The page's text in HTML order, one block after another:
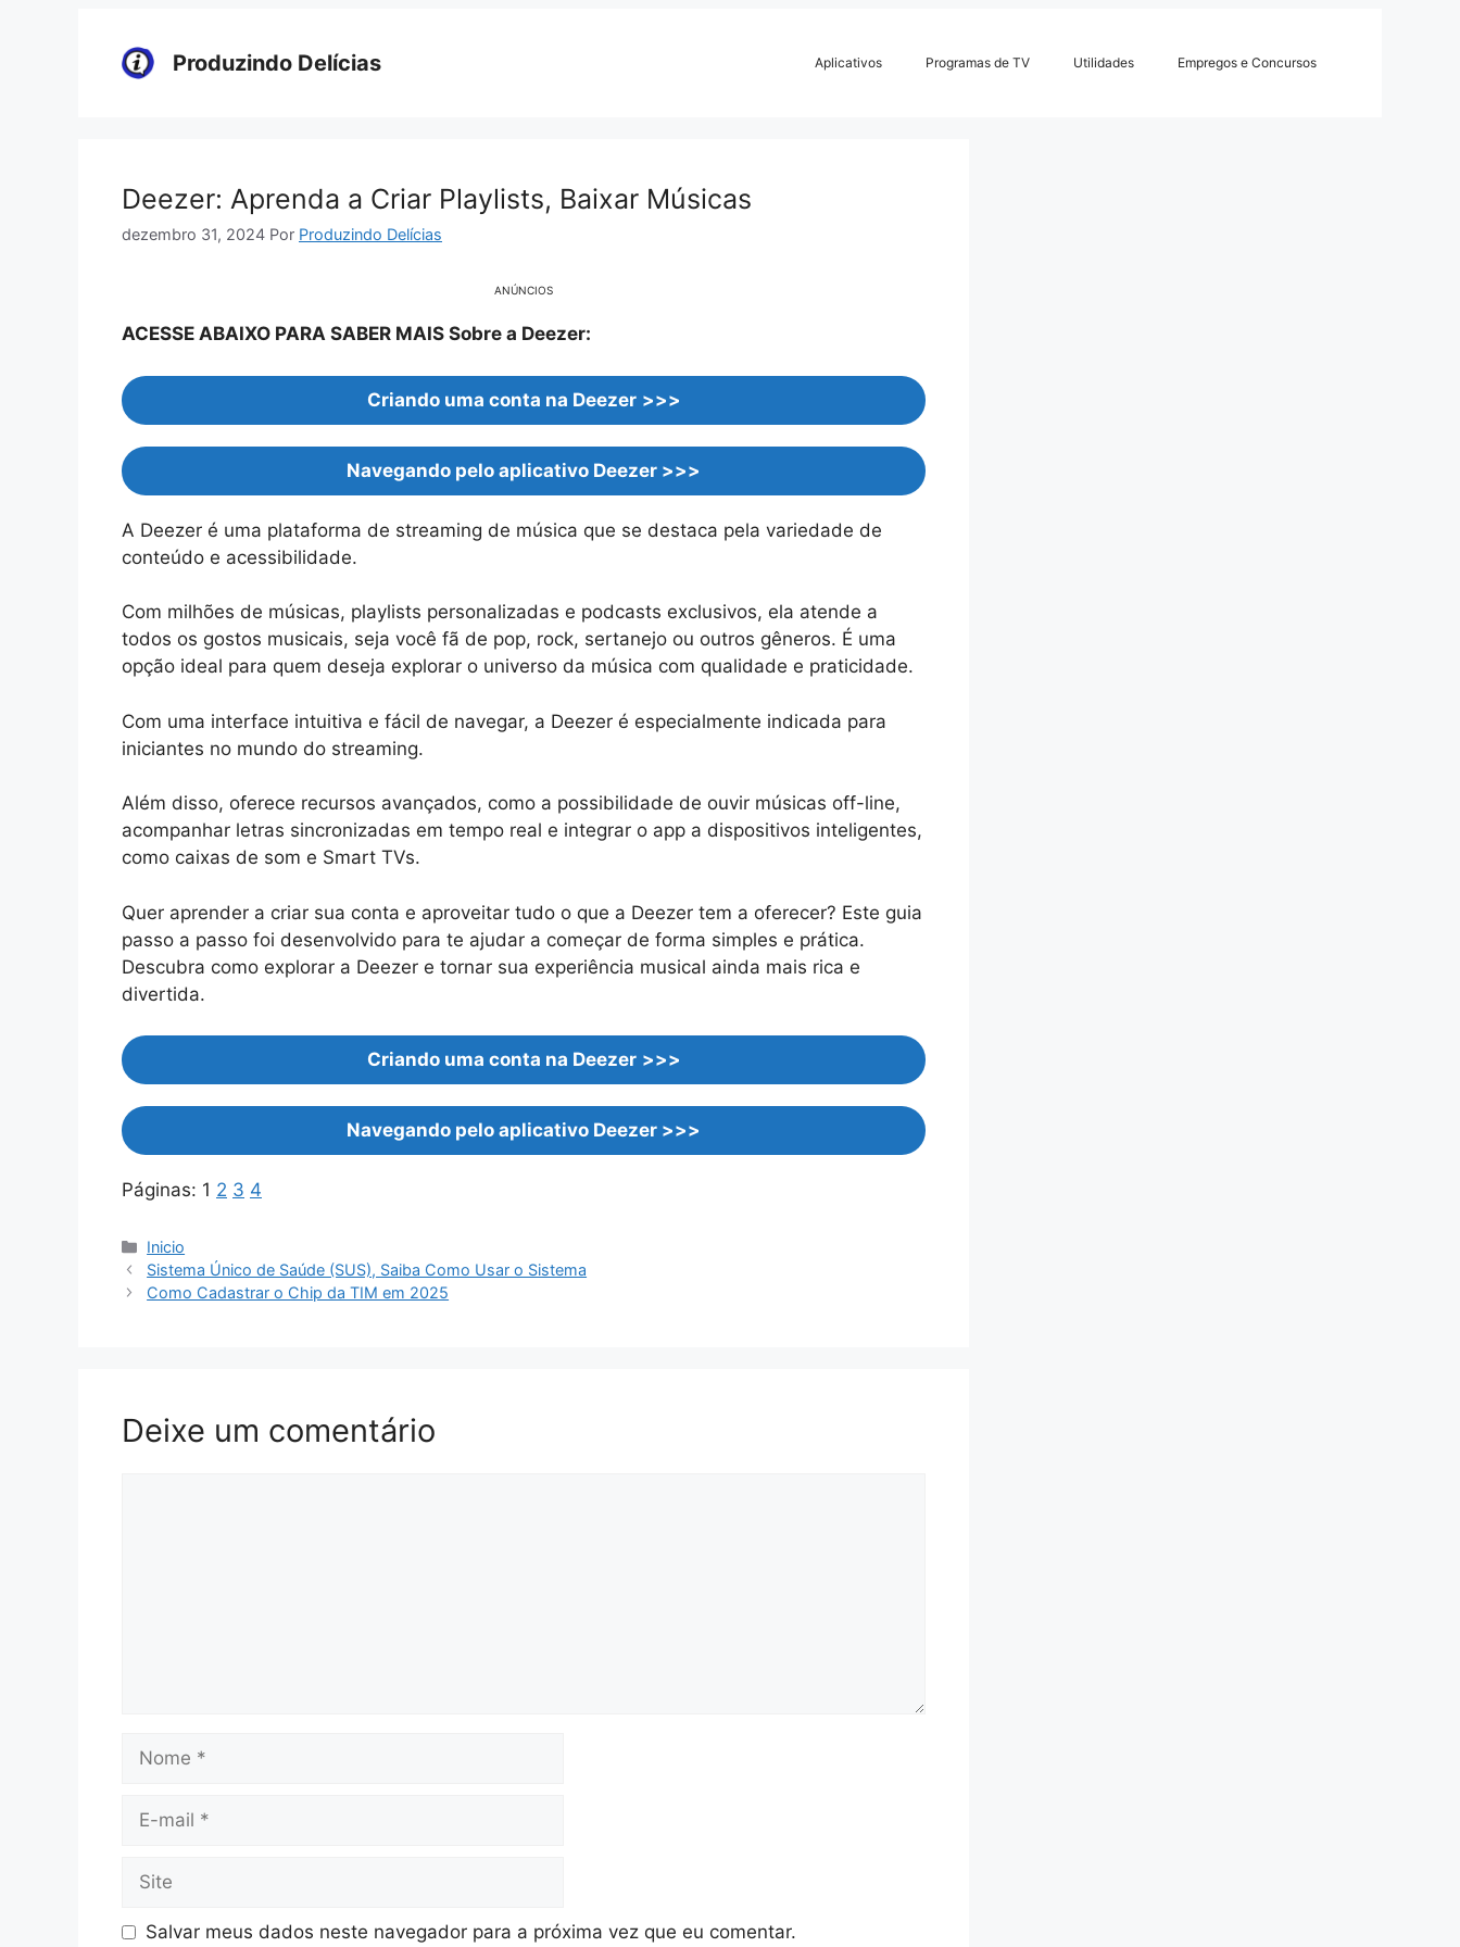
Produzindo Delícias Aplicativos Programas de TV Utilidades Empregos e Concursos
Deezer: Aprenda a Criar Playlists, Baixar Músicas
dezembro 31, 2024 Por Produzindo Delícias
ANÚNCIOS
ACESSE ABAIXO PARA SABER MAIS Sobre a Deezer:
Criando uma conta na Deezer >>>
Navegando pelo aplicativo Deezer >>>
A Deezer é uma plataforma de streaming de música que se destaca pela variedade de
conteúdo e acessibilidade.
Com milhões de músicas, playlists personalizadas e podcasts exclusivos, ela atende a
todos os gostos musicais, seja você fã de pop, rock, sertanejo ou outros gêneros. É uma
opção ideal para quem deseja explorar o universo da música com qualidade e praticidade.
Com uma interface intuitiva e fácil de navegar, a Deezer é especialmente indicada para
iniciantes no mundo do streaming.
Além disso, oferece recursos avançados, como a possibilidade de ouvir músicas off-line,
acompanhar letras sincronizadas em tempo real e integrar o app a dispositivos inteligentes,
como caixas de som e Smart TVs.
Quer aprender a criar sua conta e aproveitar tudo o que a Deezer tem a oferecer? Este guia
passo a passo foi desenvolvido para te ajudar a começar de forma simples e prática.
Descubra como explorar a Deezer e tornar sua experiência musical ainda mais rica e
divertida.
Criando uma conta na Deezer >>>
Navegando pelo aplicativo Deezer >>>
Páginas: 1 2 3 4
Categorias
Inicio
Sistema Único de Saúde (SUS), Saiba Como Usar o Sistema
Como Cadastrar o Chip da TIM em 2025
Deixe um comentário
Nome
Site
Salvar meus dados neste navegador para a próxima vez que eu comentar.